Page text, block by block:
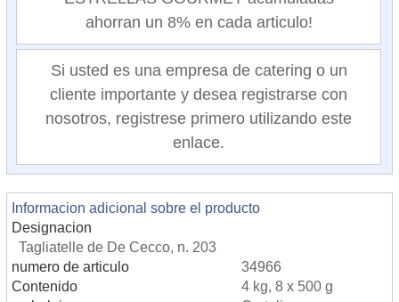
ahorran un 8% en cada articulo!
Si usted es una empresa de catering o un
cliente importante y desea registrarse con
nosotros, registrese primero utilizando este
enlace.
Informacion adicional sobre el producto
Designacion
Tagliatelle de De Cecco, n. 203
numero de articulo
34966
Contenido
4 kg, 8 x 500 g